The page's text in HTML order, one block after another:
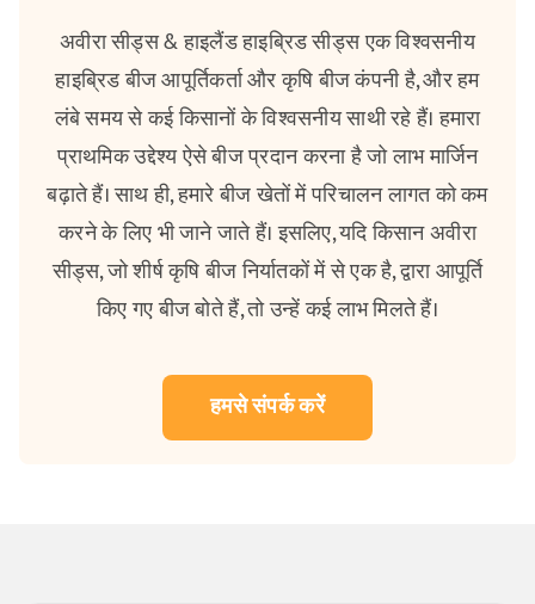
अवीरा सीड्स & हाइलैंड हाइब्रिड सीड्स एक विश्वसनीय
हाइब्रिड बीज आपूर्तिकर्ता और कृषि बीज कंपनी है, और हम
लंबे समय से कई किसानों के विश्वसनीय साथी रहे हैं। हमारा
प्राथमिक उद्देश्य ऐसे बीज प्रदान करना है जो लाभ मार्जिन
बढ़ाते हैं। साथ ही, हमारे बीज खेतों में परिचालन लागत को कम
करने के लिए भी जाने जाते हैं। इसलिए, यदि किसान अवीरा
सीड्स, जो शीर्ष कृषि बीज निर्यातकों में से एक है, द्वारा आपूर्ति
किए गए बीज बोते हैं, तो उन्हें कई लाभ मिलते हैं।
हमसे संपर्क करें